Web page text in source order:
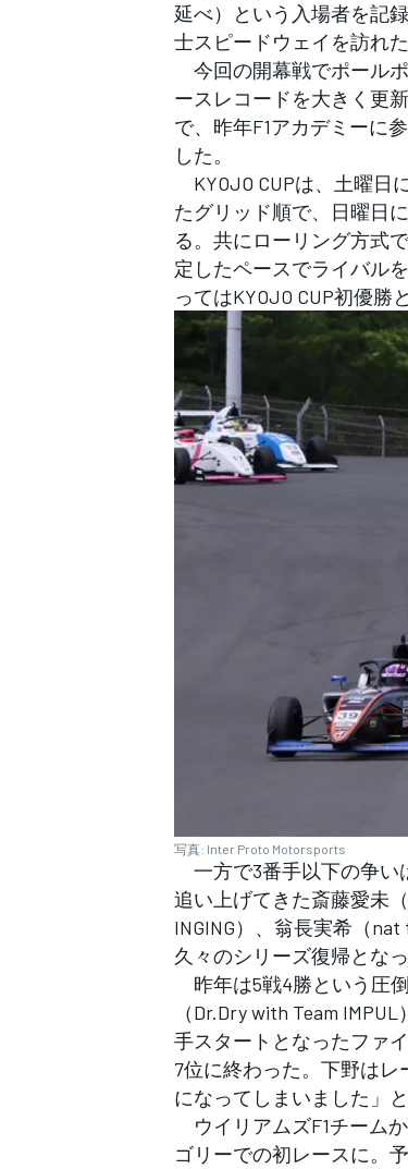
フォーミュラE
すべてのカテゴリー
延べ）という入場者を記
士スピードウェイを訪れた
今回の開幕戦でポール
ースレコードを大きく更
で、昨年F1アカデミーに
した。
KYOJO CUPは、土曜日
たグリッド順で、日曜日
る。共にローリング方式
定したペースでライバル
ってはKYOJO CUP初優勝
写真: Inter Proto Motorsports
一方で3番手以下の争い
追い上げてきた斎藤愛未（
INGING）、翁長実希（
久々のシリーズ復帰とな
昨年は5戦4勝という圧
（Dr.Dry with Team
手スタートとなったファ
7位に終わった。下野はレ
になってしまいました」
ウイリアムズF1チーム
ゴリーでの初レースに。